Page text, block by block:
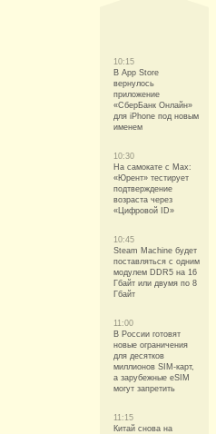
10:15
В App Store
вернулось
приложение
«СберБанк Онлайн»
для iPhone под новым
именем
10:30
На самокате с Max:
«Юрент» тестирует
подтверждение
возраста через
«Цифровой ID»
10:45
Steam Machine будет
поставляться с одним
модулем DDR5 на 16
Гбайт или двумя по 8
Гбайт
11:00
В России готовят
новые ограничения
для десятков
миллионов SIM-карт,
а зарубежные eSIM
могут запретить
11:15
Китай снова на